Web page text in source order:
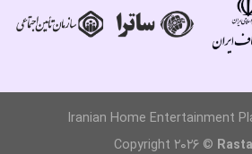
Iranian Home Entertainment
Copyright 2026 ©